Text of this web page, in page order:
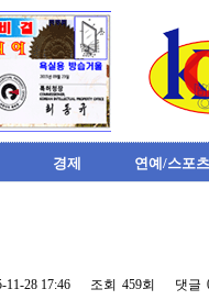
경제 연예/스포츠
11-28 17:46 조회 459회 댓글